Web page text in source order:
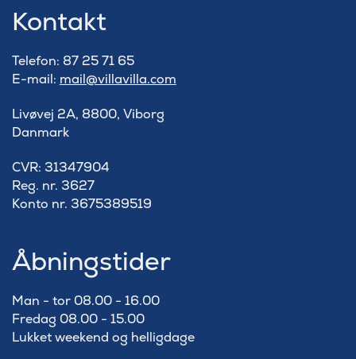
Kontakt
Telefon: 87 25 71 65
E-mail: mail@villavilla.com
Livøvej 2A, 8800, Viborg
Danmark
​CVR: 31347904
Reg. nr. 3627
Konto nr. 3675389519
Åbningstider
Man - tor 08.00 - 16.00
Fredag 08.00 - 15.00
Lukket weekend og helligdage